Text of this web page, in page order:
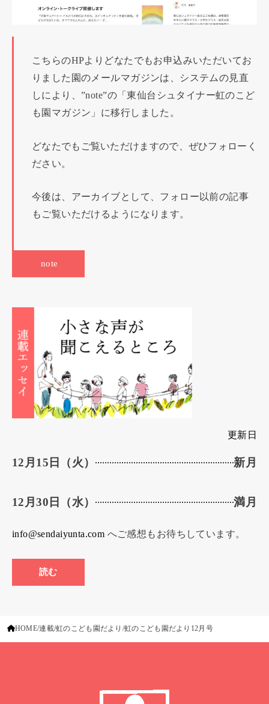
こちらのHPよりどなたでもお申込みいただいてお
りました園のメールマガジンは、システムの見直
しにより、”note”の「東仙台シュタイナー虹のこど
も園マガジン」に移行しました。
どなたでもご覧いただけますので、ぜひフォローく
ださい。
今後は、アーカイブとして、フォロー以前の記事
もご覧いただけるようになります。
note
更新日
12月15日（火） 新月
12月30日（水） 満月
info@sendaiyunta.com へご感想もお待ちしています。
読む
HOME 連載 虹のこども園だより 虹のこども園だより12月号